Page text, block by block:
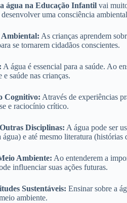
água na Educação Infantil vai
uma consciência
Ambiental: As crianças aprendem
se tornarem cidadãos conscientes.
A água é essencial para a saúde. Ao
saúde nas crianças.
Cognitivo: Através de experiências
e raciocínio crítico.
Disciplinas: A água pode ser
água) e até mesmo literatura
Ambiente: Ao entenderem a
influenciar suas ações futuras.
Sustentáveis: Ensinar sobre a
ambiente.